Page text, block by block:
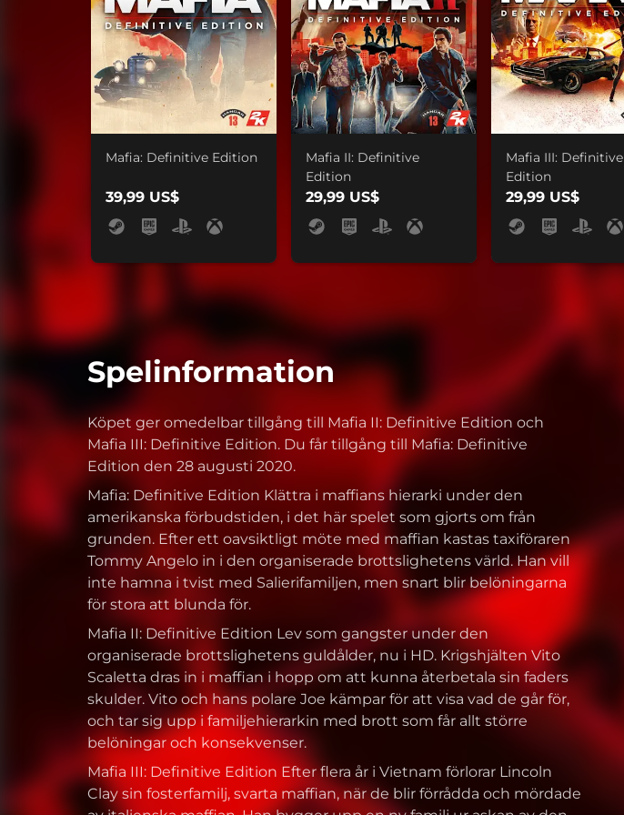
Mafia: Definitive Edition
39,99 US$
Mafia II: Definitive
Edition
29,99 US$
Mafia III: Definitive
Edition
29,99 US$
Spelinformation
Köpet ger omedelbar tillgång till Mafia II: Definitive Edition och
Mafia III: Definitive Edition. Du får tillgång till Mafia: Definitive
Edition den 28 augusti 2020.
Mafia: Definitive Edition Klättra i maffians hierarki under den
amerikanska förbudstiden, i det här spelet som gjorts om från
grunden. Efter ett oavsiktligt möte med maffian kastas taxiföraren
Tommy Angelo in i den organiserade brottslighetens värld. Han vill
inte hamna i tvist med Salierifamiljen, men snart blir belöningarna
för stora att blunda för.
Mafia II: Definitive Edition Lev som gangster under den
organiserade brottslighetens guldålder, nu i HD. Krigshjälten Vito
Scaletta dras in i maffian i hopp om att kunna återbetala sin faders
skulder. Vito och hans polare Joe kämpar för att visa vad de går för,
och tar sig upp i familjehierarkin med brott som får allt större
belöningar och konsekvenser.
Mafia III: Definitive Edition Efter flera år i Vietnam förlorar Lincoln
Clay sin fosterfamilj, svarta maffian, när de blir förrådda och mördade